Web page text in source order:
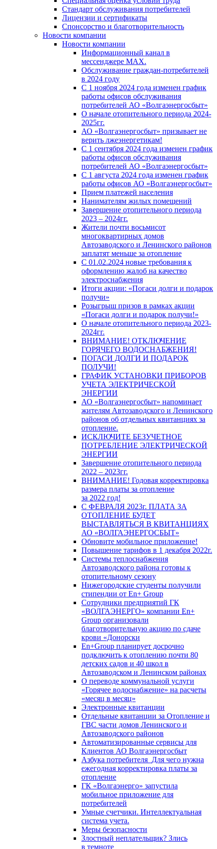
Стандарт обслуживания потребителей
Лицензии и сертификаты
Спонсорство и благотворительность
Новости компании
Новости компании
Информационный канал в
мессенджере MAX.
Обслуживание граждан-потребителей
в 2024 году
С 1 ноября 2024 года изменен график
работы офисов обслуживания
потребителей АО «Волгаэнергосбыт»
О начале отопительного периода 2024-
2025гг.
АО «Волгаэнергосбыт» призывает не
верить лжеэнергетикам!
С 1 сентября 2024 года изменен график
работы офисов обслуживания
потребителей АО «Волгаэнергосбыт»
С 1 августа 2024 года изменен график
работы офисов АО «Волгаэнергосбыт»
Прием платежей населения
Нанимателям жилых помещений
Завершение отопительного периода
2023 – 2024гг.
Жители почти восьмисот
многоквартирных домов
Автозаводского и Ленинского районов
заплатят меньше за отопление
С 01.02.2024 новые требования к
оформлению жалоб на качество
электроснабжения
Итоги акции: «Погаси долги и подарок
получи»
Розыгрыш призов в рамках акции
«Погаси долги и подарок получи!»
О начале отопительного периода 2023-
2024гг.
ВНИМАНИЕ! ОТКЛЮЧЕНИЕ
ГОРЯЧЕГО ВОДОСНАБЖЕНИЯ!
ПОГАСИ ДОЛГИ И ПОДАРОК
ПОЛУЧИ!
ГРАФИК УСТАНОВКИ ПРИБОРОВ
УЧЕТА ЭЛЕКТРИЧЕСКОЙ
ЭНЕРГИИ
АО «Волгаэнергосбыт» напоминает
жителям Автозаводского и Ленинского
районов об отдельных квитанциях за
отопление.
ИСКЛЮЧИТЕ БЕЗУЧЕТНОЕ
ПОТРЕБЛЕНИЕ ЭЛЕКТРИЧЕСКОЙ
ЭНЕРГИИ
Завершение отопительного периода
2022 – 2023гг.
ВНИМАНИЕ! Годовая корректировка
размера платы за отопление
за 2022 год!
С ФЕВРАЛЯ 2023г. ПЛАТА ЗА
ОТОПЛЕНИЕ БУДЕТ
ВЫСТАВЛЯТЬСЯ В КВИТАНЦИЯХ
АО «ВОЛГАЭНЕРГОСБЫТ»
Обновите мобильное приложение!
Повышение тарифов в 1 декабря 2022г.
Системы теплоснабжения
Автозаводского района готовы к
отопительному сезону
Нижегородские студенты получили
стипендии от En+ Group
Сотрудники предприятий ГК
«ВОЛГАЭНЕРГО» компании En+
Group организовали
благотворительную акцию по сдаче
крови «Донорски
En+Group планирует досрочно
подключить к отоплению почти 80
детских садов и 40 школ в
Автозаводском и Ленинском районах
О переводе коммунальной услуги
«Горячее водоснабжение» на расчеты
«месяц в месяц»
Электронные квитанции
Отдельные квитанции за Отопление и
ГВС части домов Ленинского и
Автозаводского районов
Автоматизированные сервисы для
Клиентов АО Волгаэнергосбыт
Азбука потребителя_Для чего нужна
ежегодная корректировка платы за
отопление
ГК «Волгаэнерго» запустила
мобильное приложение для
потребителей
Умные счетчики. Интеллектуальная
система учета.
Меры безопасности
Злостный неплательщик? Злись
в темноте